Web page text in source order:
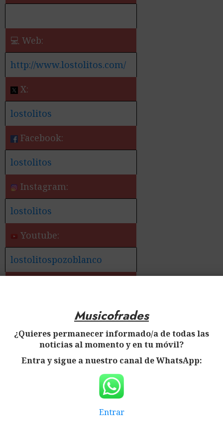
💻 Web:
http://www.lostolitos.com/
X:
lostolitos
Facebook:
lostolitos
Instagram:
lostolitos
Youtube:
lostolitospozoblanco
Noticias de la Banda de
Cornetas y Tambores
Nuestro Padre Jesús
Rescatado – Los Tolitos –
de Pozoblanco
Musicofrades
¿Quieres permanecer informado/a de todas las
noticias al momento y en tu móvil?
Entra y sigue a nuestro canal de WhatsApp:
Entrar